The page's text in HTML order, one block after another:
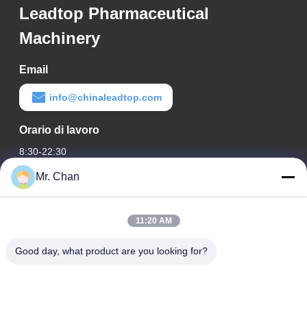
Leadtop Pharmaceutical
Machinery
Email
info@chinaleadtop.com
Orario di lavoro
8:30-22:30
Il nostro indirizzo
ventottesimo, Jiuan Rd, zona industriale di Jiuli, Shangwang.
Mr. Chan
11:20 AM
Good day, what product are you looking for?